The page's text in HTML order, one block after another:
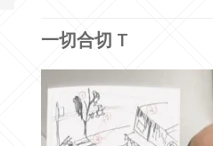
一切合切 T